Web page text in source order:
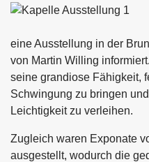
eine Ausstellung in der
von Martin Willing
seine grandiose Fähigkeit,
Schwingung zu bringen
Leichtigkeit zu verleihen.
Zugleich waren Exponate
ausgestellt, wodurch die